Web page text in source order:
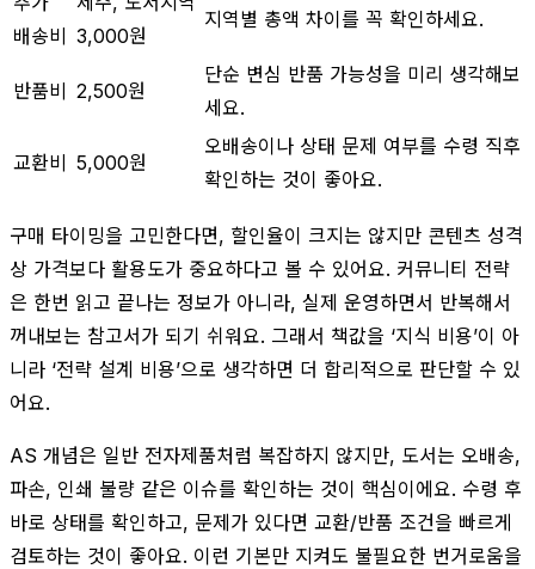
배송비 3,000원
지역별 총액 차이를 꼭 확인하세요.
반품비 2,500원
단순 변심 반품 가능성을 미리 생각해보
세요.
교환비 5,000원
오배송이나 상태 문제 여부를 수령 직후
확인하는 것이 좋아요.
구매 타이밍을 고민한다면, 할인율이 크지는 않지만 콘텐츠 성격
상 가격보다 활용도가 중요하다고 볼 수 있어요. 커뮤니티 전략
은 한번 읽고 끝나는 정보가 아니라, 실제 운영하면서 반복해서
꺼내보는 참고서가 되기 쉬워요. 그래서 책값을 ‘지식 비용’이 아
니라 ‘전략 설계 비용’으로 생각하면 더 합리적으로 판단할 수 있
어요.
AS 개념은 일반 전자제품처럼 복잡하지 않지만, 도서는 오배송,
파손, 인쇄 불량 같은 이슈를 확인하는 것이 핵심이에요. 수령 후
바로 상태를 확인하고, 문제가 있다면 교환/반품 조건을 빠르게
검토하는 것이 좋아요. 이런 기본만 지켜도 불필요한 번거로움을